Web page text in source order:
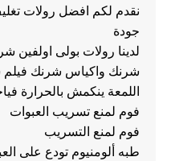
نقدم لكم افضل رولات
جودة
لدينا رولات بولى اولفين
شرنك واكياس شرنك
اللمعة ينكمش بالحرارة
فوم لمنع تسريب العبوات
فوم لمنع التسريب
طبه ألومنيوم تودع على